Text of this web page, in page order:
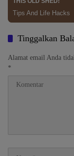
Tinggalkan
Alamat email Anda
*